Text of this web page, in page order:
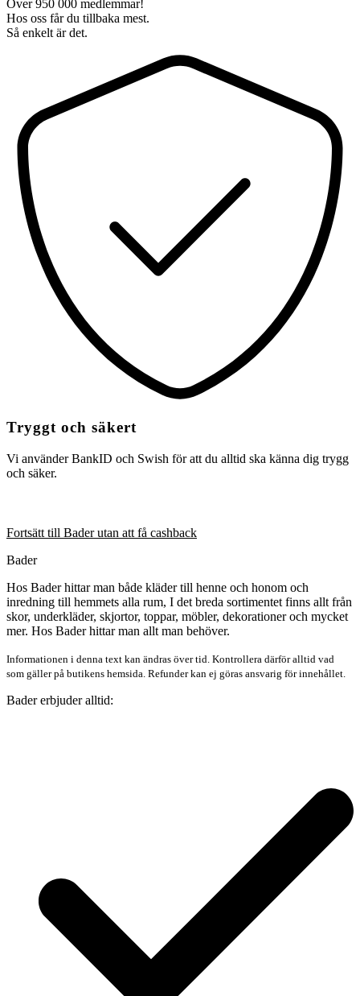
Över 950 000 medlemmar!
Hos oss får du tillbaka mest.
Så enkelt är det.
Tryggt och säkert
Vi använder BankID och Swish för att du alltid ska känna dig trygg
och säker.
Fortsätt till Bader utan att få cashback
Bader
Hos Bader hittar man både kläder till henne och honom och
inredning till hemmets alla rum, I det breda sortimentet finns allt från
skor, underkläder, skjortor, toppar, möbler, dekorationer och mycket
mer. Hos Bader hittar man allt man behöver.
Informationen i denna text kan ändras över tid. Kontrollera därför alltid vad
som gäller på butikens hemsida. Refunder kan ej göras ansvarig för innehållet.
Bader erbjuder alltid: